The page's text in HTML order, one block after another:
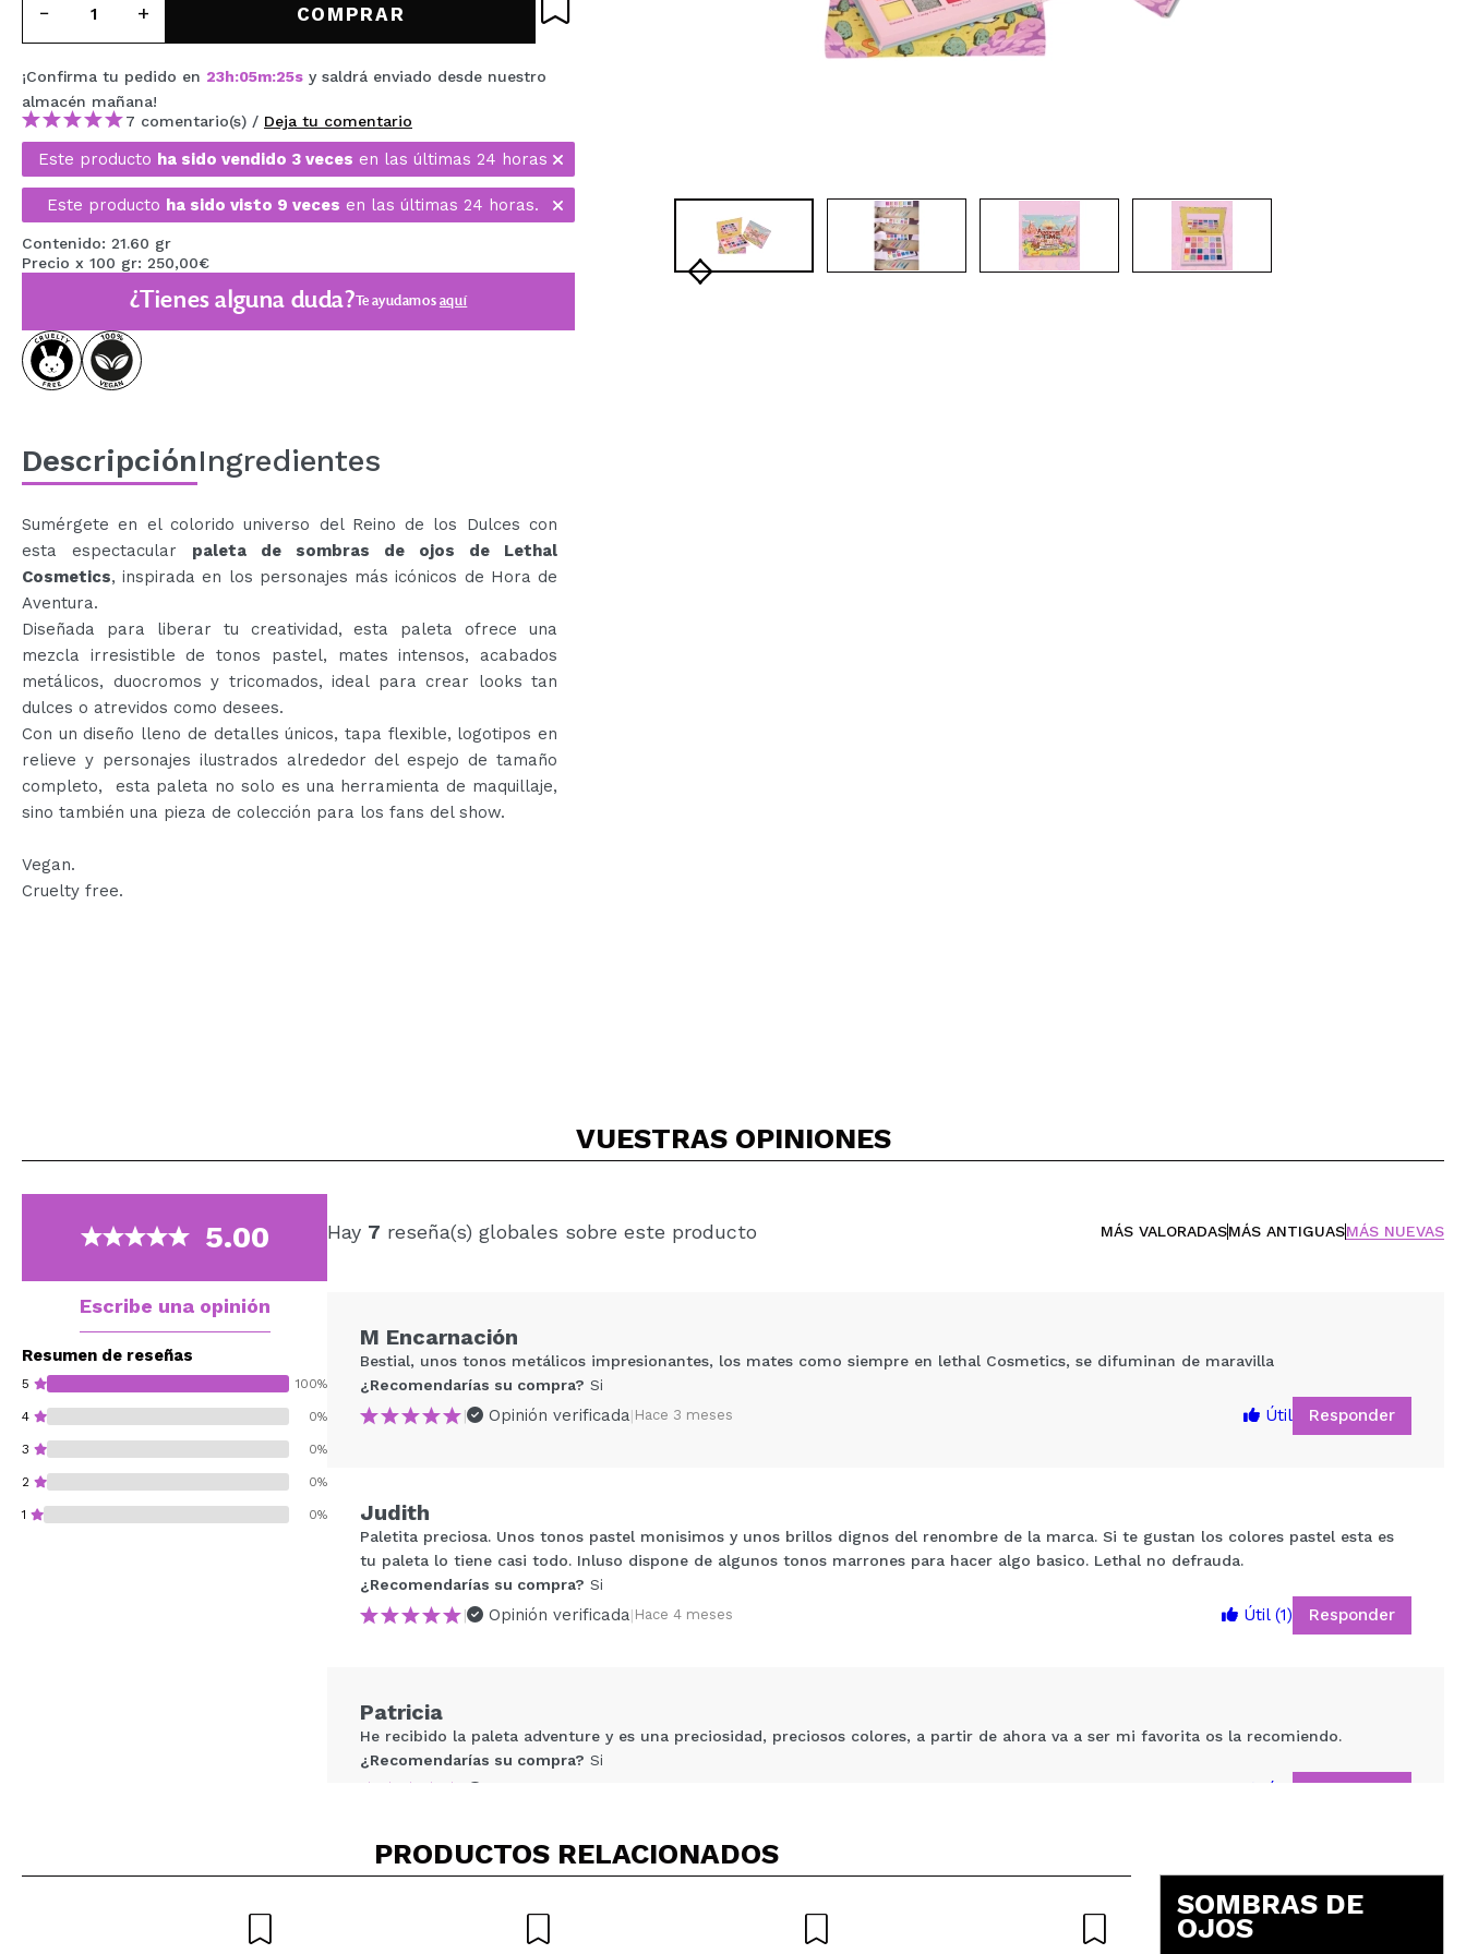
MAQUIFARMA
KOREA ZONE
TRAVEL SIZE
NATURE
OFERTAS
OUTLET
¡HAN VUELTO!
PRÓXIMAMENTE
BLOG
CREAR CUENTA
COMPRAR
¡Confirma tu pedido en 23h:05m:25s y saldrá enviado desde nuestro
almacén mañana!
7 comentario(s) / Deja tu comentario
Este producto ha sido vendido 3 veces en las últimas 24 horas
Este producto ha sido visto 9 veces en las últimas 24 horas.
Contenido: 21.60 gr
Precio x 100 gr: 250,00€
¿Tienes alguna duda?Te ayudamosaquí
DescripciónIngredientes
Sumérgete en el colorido universo del Reino de los Dulces con
esta espectacular paleta de sombras de ojos de Lethal
Cosmetics, inspirada en los personajes más icónicos de Hora de
Aventura.
Diseñada para liberar tu creatividad, esta paleta ofrece una
mezcla irresistible de tonos pastel, mates intensos, acabados
metálicos, duocromos y tricomados, ideal para crear looks tan
dulces o atrevidos como desees.
Con un diseño lleno de detalles únicos, tapa flexible, logotipos en
relieve y personajes ilustrados alrededor del espejo de tamaño
completo, esta paleta no solo es una herramienta de maquillaje,
sino también una pieza de colección para los fans del show.
Vegan.
Cruelty free.
VUESTRAS OPINIONES
5.00
Escribe una opinión
Resumen de reseñas
5 100%
4 0%
3 0%
2 0%
1 0%
Hay 7 reseña(s) globales sobre este producto MÁS VALORADASMÁS ANTIGUASMÁS NUEVAS
Compartir un vídeo o una foto
Tu vídeo podría ser el primero. Imagínatelo...
M Encarnación
Bestial, unos tonos metálicos impresionantes, los mates como siempre en lethal Cosmetics, se difuminan de maravilla
¿Recomendarías su compra? Si
|
Opinión verificada| Hace 3 meses Útil Responder
Judith
Paletita preciosa. Unos tonos pastel monisimos y unos brillos dignos del renombre de la marca. Si te gustan los colores pastel esta es
tu paleta lo tiene casi todo. Inluso dispone de algunos tonos marrones para hacer algo basico. Lethal no defrauda.
¿Recomendarías su compra? Si
|
Opinión verificada| Hace 4 meses Útil (1) Responder
Patricia
He recibido la paleta adventure y es una preciosidad, preciosos colores, a partir de ahora va a ser mi favorita os la recomiendo.
¿Recomendarías su compra? Si
Es una divinidad de paleta, solo la he podido usar una vez y absolutamente todo el/la que hablaba conmigo lo flipaba con los destellos
y maravillosidad de sombras, de hecho una amiga se la compró delante mia en el momento, creo que no son necesarias más
PRODUCTOS RELACIONADOS
SOMBRAS DE
OJOS